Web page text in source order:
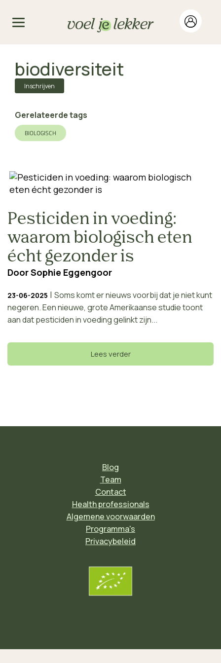
biodiversiteit
Inschrijven
Gerelateerde tags
BIOLOGISCH
Pesticiden in voeding:
waarom biologisch eten
écht gezonder is
DoorSophie Eggengoor
23-06-2025 | Soms komt er nieuws voorbij dat je niet kunt
negeren. Een nieuwe, grote Amerikaanse studie toont
aan dat pesticiden in voeding gelinkt zijn...
Lees verder
Blog
Team
Contact
Health professionals
Algemene voorwaarden
Programma's
Privacybeleid